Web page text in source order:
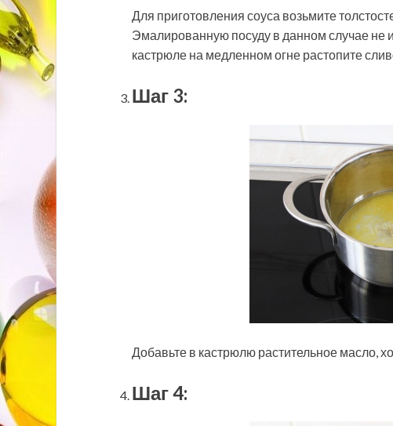
Для приготовления соуса возьмите
Эмалированную посуду в данном случае не
кастрюле на медленном огне растопите
Шаг 3:
Добавьте в кастрюлю растительное масло,
Шаг 4: